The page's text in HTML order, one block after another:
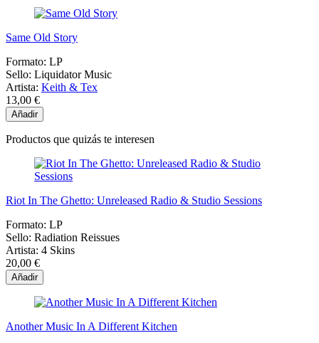
Same Old Story
Formato: LP
Sello: Liquidator Music
Artista: Keith & Tex
13,00 €
Añadir
Productos que quizás te interesen
Riot In The Ghetto: Unreleased Radio & Studio Sessions
Formato: LP
Sello: Radiation Reissues
Artista: 4 Skins
20,00 €
Añadir
Another Music In A Different Kitchen